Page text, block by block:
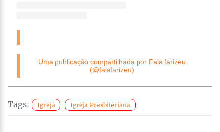
Uma publicação compartilhada por Fala farizeu
(@falafarizeu)
Tags: Igreja Igreja Presbiteriana